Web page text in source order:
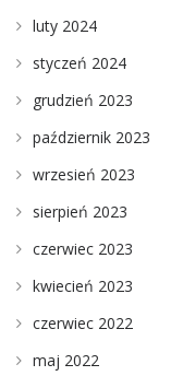
luty 2024
styczeń 2024
grudzień 2023
październik 2023
wrzesień 2023
sierpień 2023
czerwiec 2023
kwiecień 2023
czerwiec 2022
maj 2022